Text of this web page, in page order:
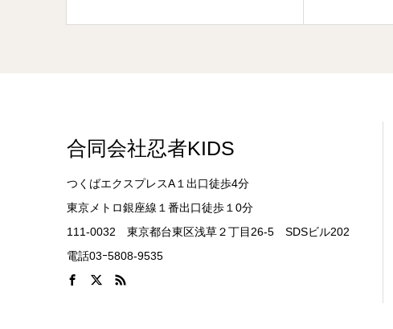
合同会社忍者KIDS
つくばエクスプレスA１出口徒歩4分
東京メトロ銀座線１番出口徒歩１0分
111-0032 東京都台東区浅草２丁目26-5 SDSビル202
電話03ｰ5808-9535